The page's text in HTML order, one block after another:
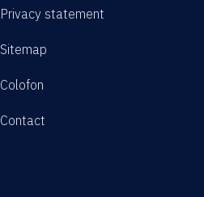
Privacy statement
Sitemap
Colofon
Contact